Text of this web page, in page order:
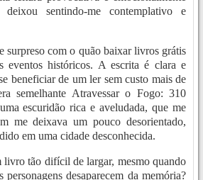
deixou sentindo-me contemplativo e
surpreso com o quão baixar livros grátis
eventos históricos. A escrita é clara e
beneficiar de um ler sem custo mais de
semelhante Atravessar o Fogo: 310
escuridão rica e aveludada, que me
me deixava um pouco desorientado,
em uma cidade desconhecida.
livro tão difícil de largar, mesmo quando
desaparecem da memória?